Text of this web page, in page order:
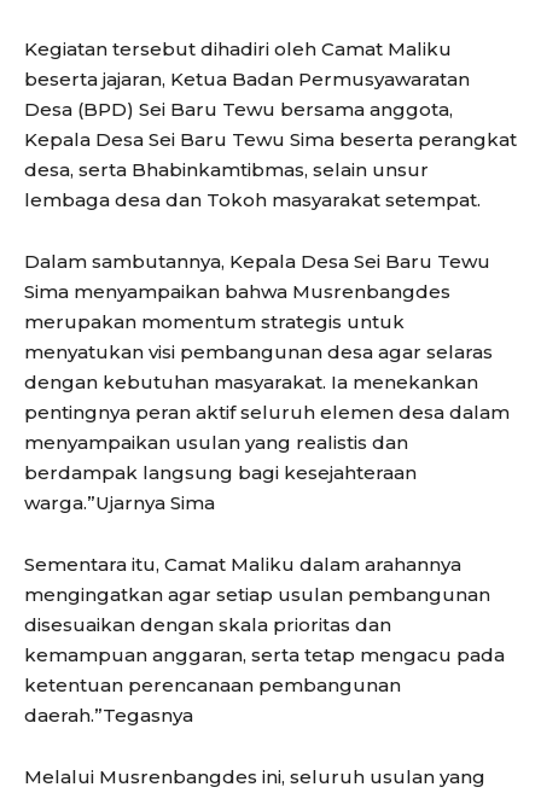
Kegiatan tersebut dihadiri oleh Camat Maliku
beserta jajaran, Ketua Badan Permusyawaratan
Desa (BPD) Sei Baru Tewu bersama anggota,
Kepala Desa Sei Baru Tewu Sima beserta perangkat
desa, serta Bhabinkamtibmas, selain unsur
lembaga desa dan Tokoh masyarakat setempat.
Dalam sambutannya, Kepala Desa Sei Baru Tewu
Sima menyampaikan bahwa Musrenbangdes
merupakan momentum strategis untuk
menyatukan visi pembangunan desa agar selaras
dengan kebutuhan masyarakat. Ia menekankan
pentingnya peran aktif seluruh elemen desa dalam
menyampaikan usulan yang realistis dan
berdampak langsung bagi kesejahteraan
warga.”Ujarnya Sima
Sementara itu, Camat Maliku dalam arahannya
mengingatkan agar setiap usulan pembangunan
disesuaikan dengan skala prioritas dan
kemampuan anggaran, serta tetap mengacu pada
ketentuan perencanaan pembangunan
daerah.”Tegasnya
Melalui Musrenbangdes ini, seluruh usulan yang